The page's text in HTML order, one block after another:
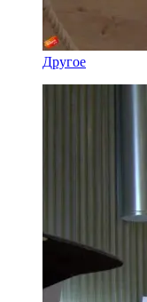
Другое